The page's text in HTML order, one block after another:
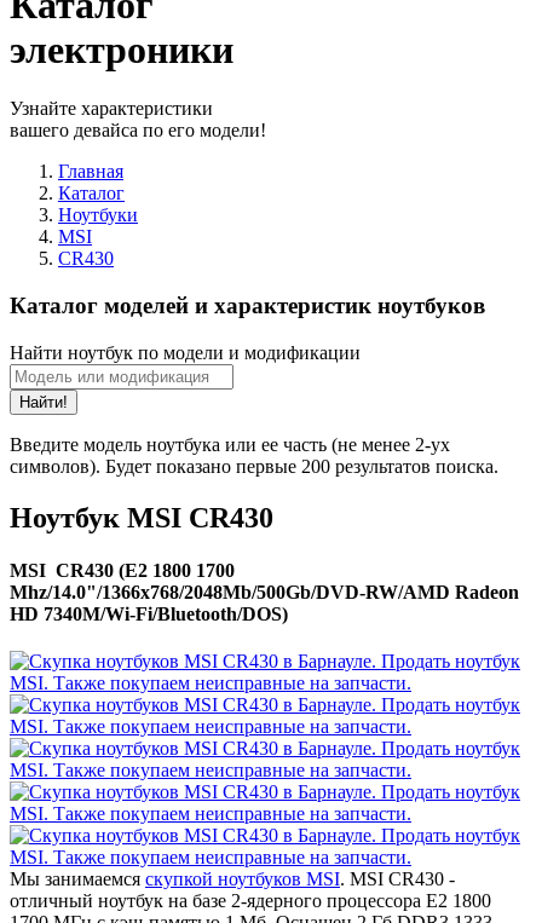
электроники
Узнайте характеристики
вашего девайса по его модели!
Главная
Каталог
Ноутбуки
MSI
CR430
Каталог моделей и характеристик ноутбуков
Найти ноутбук по модели и модификации
Найти!
Введите модель ноутбука или ее часть (не менее 2-ух
символов). Будет показано первые 200 результатов поиска.
Ноутбук MSI CR430
MSI CR430 (E2 1800 1700
Mhz/14.0"/1366x768/2048Mb/500Gb/DVD-RW/AMD Radeon
HD 7340M/Wi-Fi/Bluetooth/DOS)
Мы занимаемся скупкой ноутбуков MSI. MSI CR430 -
отличный ноутбук на базе 2-ядерного процессора E2 1800